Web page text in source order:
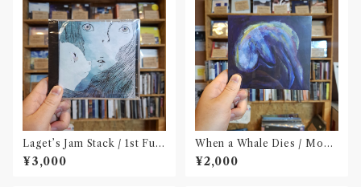
Laget’s Jam Stack / 1st Full
Album『有限の中の永遠』(CD)
¥3,000
When a Whale Dies / Moby
Dick(CD)
¥2,000